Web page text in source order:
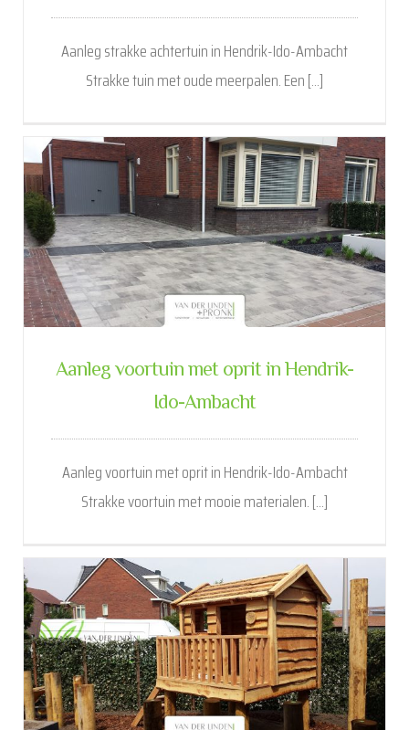
Aanleg strakke achtertuin in Hendrik-Ido-Ambacht
Strakke tuin met oude meerpalen. Een [...]
Aanleg voortuin met oprit in Hendrik-
Ido-Ambacht
Aanleg voortuin met oprit in Hendrik-Ido-Ambacht
Strakke voortuin met mooie materialen. [...]